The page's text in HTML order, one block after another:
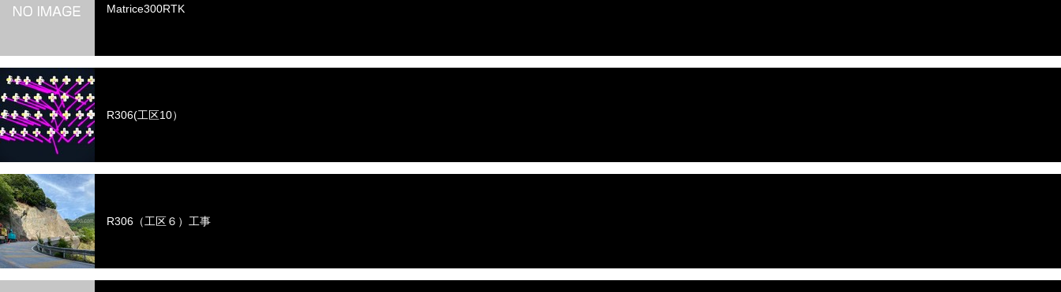
Matrice300RTK
R306(工区10）
R306（工区６）工事